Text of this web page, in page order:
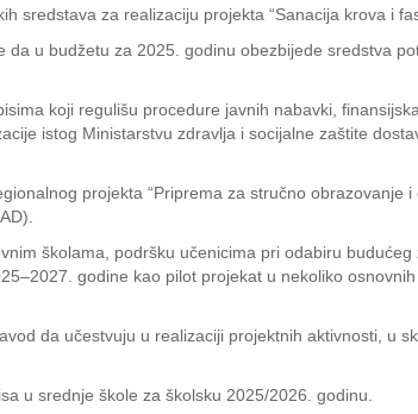
sredstava za realizaciju projekta “Sanacija krova i
u budžetu za 2025. godinu obezbijede sredstva
koji regulišu procedure javnih nabavki,
istog Ministarstvu zdravlja i socijalne zaštite
projekta “Priprema za stručno obrazovanje
školama, podršku učenicima pri odabiru
godine kao pilot projekat u nekoliko
da učestvuju u realizaciji projektnih aktivnosti, u
u srednje škole za školsku 2025/2026. godinu.